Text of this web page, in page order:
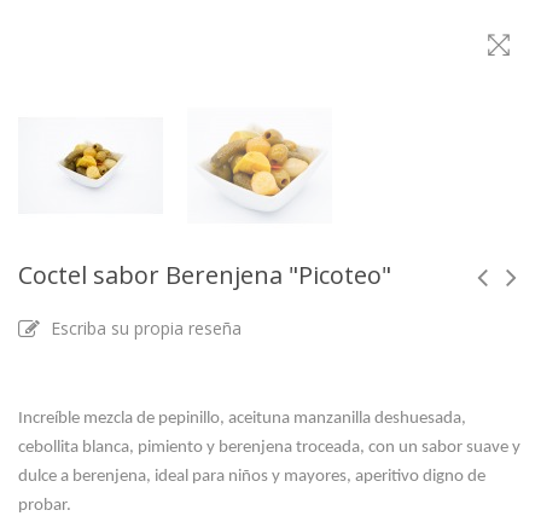
Coctel sabor Berenjena "Picoteo"
Escriba su propia reseña
Increíble mezcla de pepinillo, aceituna manzanilla deshuesada,
cebollita blanca, pimiento y berenjena troceada, con un sabor suave y
dulce a berenjena, ideal para niños y mayores, aperitivo digno de
probar.